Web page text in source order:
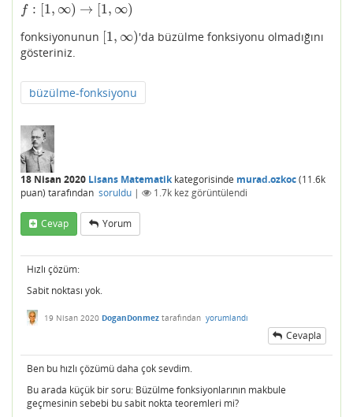
f : [1, ∞) → [1, ∞)
f:[ 1,∞) →[1 ∞)
fonksiyonunun [1, ∞)
1,∞)
'da büzülme fonksiyonu olmadığını
gösteriniz.
büzülme-fonksiyonu
18 Nisan 2020 Lisans Matematikkategorisinde murad.ozkoc(11.6k
puan) tarafından soruldu | 1.7k kez görüntülendi
Cevap Yorum
Hızlı çözüm:
Sabit noktası yok.
19 Nisan 2020 DoganDonmez tarafından yorumlandı
Cevapla
Ben bu hızlı çözümü daha çok sevdim.
Bu arada küçük bir soru: Büzülme fonksiyonlarının makbule
geçmesinin sebebi bu sabit nokta teoremleri mi?